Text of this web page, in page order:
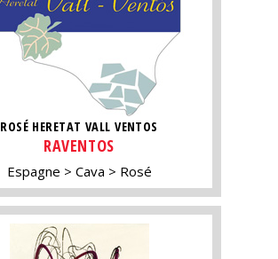
ROSÉ HERETAT VALL VENTOS
RAVENTOS
Espagne Cava Rosé